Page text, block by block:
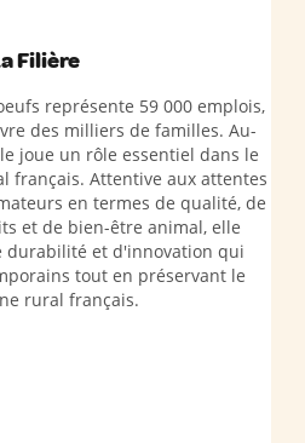
Filière
représente 59 000 emplois,
des milliers de familles. Au-
joue un rôle essentiel dans le
français. Attentive aux attentes
en termes de qualité, de
et de bien-être animal, elle
durabilité et d'innovation qui
tout en préservant le
rural français.